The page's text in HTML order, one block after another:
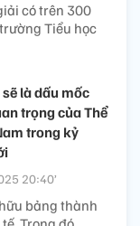
có trên 300
Tiểu học
là dấu mốc
trọng của Thể
trong kỷ
20:40’
bảng thành